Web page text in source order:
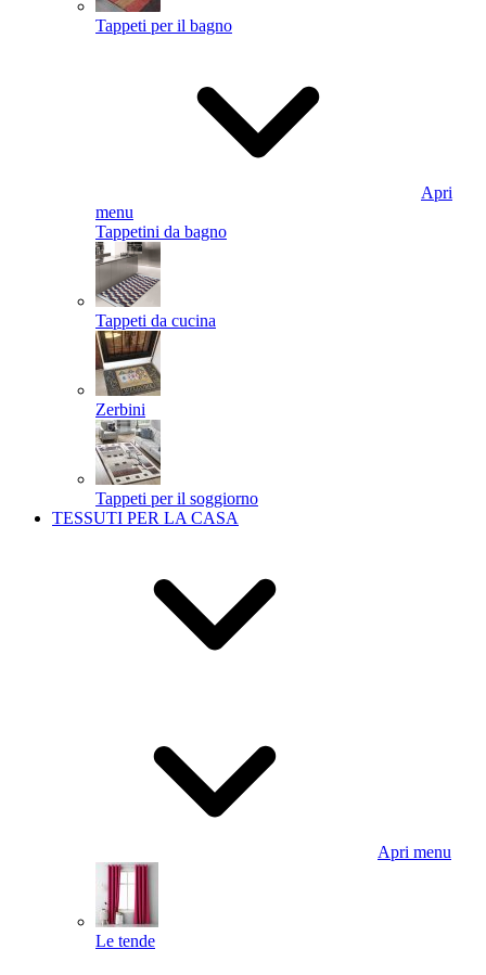
Tappeti per il bagno
Apri
menu
Tappetini da bagno
Tappeti da cucina
Zerbini
Tappeti per il soggiorno
TESSUTI PER LA CASA
Apri menu
Le tende